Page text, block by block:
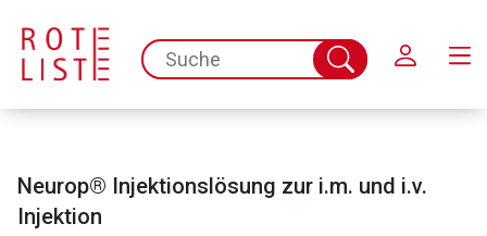
spc.search.input.placeholder
Suche
abschicken
Neurop® Injektionslösung zur i.m. und i.v.
Injektion